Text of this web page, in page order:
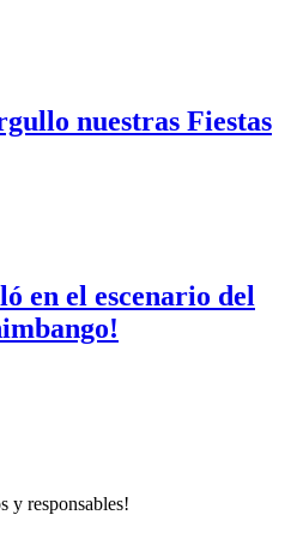
nuestras Fiestas
en el escenario del
y responsables!